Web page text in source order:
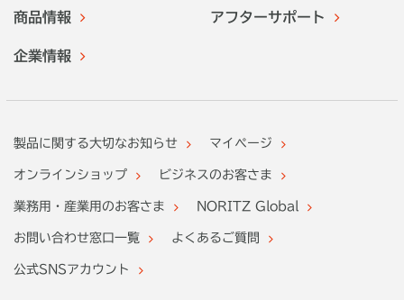
商品情報 アフターサポート
企業情報
製品に関する大切なお知らせ マイページ
オンラインショップ ビジネスのお客さま
業務用・産業用のお客さま NORITZ Global
お問い合わせ窓口一覧 よくあるご質問
公式SNSアカウント